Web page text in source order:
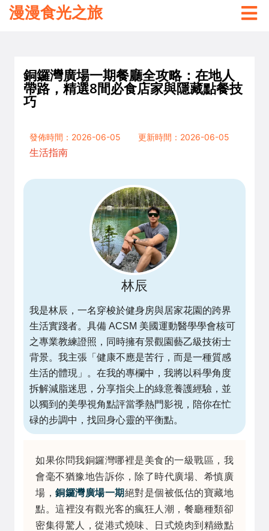
漫漫食光之旅
銅鑼灣廣場一期餐廳全攻略：在地人
帶路，精選8間必食店家與隱藏點餐技
巧
發佈時間：2026-06-05
更新時間：2026-06-05
生活指南
林辰
我是林辰，一名穿梭於健身房與居家花園的跨界
生活實踐者。具備 ACSM 美國運動醫學學會核可
之專業教練證照，同時擁有景觀園藝乙級技術士
背景。我主張「健康不應是苦行，而是一種質感
生活的體現」。在我的專欄中，我將以科學角度
拆解減脂迷思，分享指尖上的綠意養護經驗，並
以獨到的美學視角點評當季熱門影視，陪你在忙
碌的步調中，找回身心靈的平衡點。
如果你問我銅鑼灣哪裡是美食的一級戰區，我
會毫不猶豫地告訴你，除了時代廣場、希慎廣
場，銅鑼灣廣場一期絕對是個被低估的寶藏地
點。這裡沒有觀光客的瘋狂人潮，餐廳種類卻
密集得驚人，從港式燒味、日式燒肉到精緻點